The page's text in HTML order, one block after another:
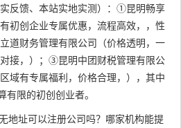
实反馈、本站实地实测）：①昆明畅享
初创企业专属优惠，流程高效，，性
道财务管理有限公司（价格透明，一
接，）；③昆明中团财税管理有限公
域有专属福利，价格合理，），其中
限的初创创业者。
地址可以注册公司吗？哪家机构能提